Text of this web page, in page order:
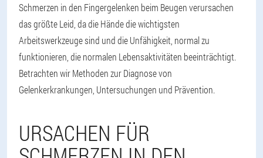
Schmerzen in den Fingergelenken beim Beugen verursachen
das größte Leid, da die Hände die wichtigsten
Arbeitswerkzeuge sind und die Unfähigkeit, normal zu
funktionieren, die normalen Lebensaktivitäten beeinträchtigt.
Betrachten wir Methoden zur Diagnose von
Gelenkerkrankungen, Untersuchungen und Prävention.
URSACHEN FÜR